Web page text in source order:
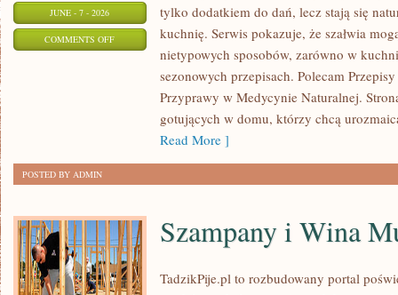
JUNE - 7 - 2026
COMMENTS OFFON
tylko dodatkiem do dań, lecz stają się
kuchnię. Serwis pokazuje, że szałwia
nietypowych sposobów, zarówno w
sezonowych przepisach. Polecam
Przyprawy w Medycynie Naturalnej.
gotujących w domu, którzy chcą
Read More ]
POSTED BY ADMIN
Szampany i Wina
TadzikPije.pl to rozbudowany portal